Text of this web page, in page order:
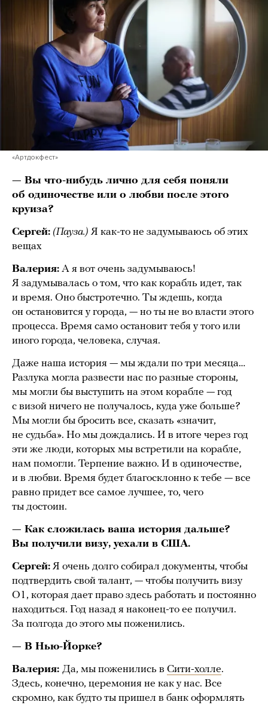
«Артдокфест»
— Вы что-нибудь лично для себя поняли
об одиночестве или о любви после этого
круиза?
Сергей: (Пауза.) Я как-то не задумываюсь об этих
вещах
Валерия: А я вот очень задумываюсь!
Я задумывалась о том, что как корабль идет, так
и время. Оно быстротечно. Ты ждешь, когда
он остановится у города, — но ты не во власти этого
процесса. Время само остановит тебя у того или
иного города, человека, случая.
Даже наша история — мы ждали по три месяца…
Разлука могла развести нас по разные стороны,
мы могли бы выступить на этом корабле — год
с визой ничего не получалось, куда уже больше?
Мы могли бы бросить все, сказать «значит,
не судьба». Но мы дождались. И в итоге через год
эти же люди, которых мы встретили на корабле,
нам помогли. Терпение важно. И в одиночестве,
и в любви. Время будет благосклонно к тебе — все
равно придет все самое лучшее, то, чего
ты достоин.
— Как сложилась ваша история дальше?
Вы получили визу, уехали в США.
Сергей: Я очень долго собирал документы, чтобы
подтвердить свой талант, — чтобы получить визу
О1, которая дает право здесь работать и постоянно
находиться. Год назад я наконец-то ее получил.
За полгода до этого мы поженились.
— В Нью-Йорке?
Валерия: Да, мы поженились в Сити-холле.
Здесь, конечно, церемония не как у нас. Все
скромно, как будто ты пришел в банк оформлять